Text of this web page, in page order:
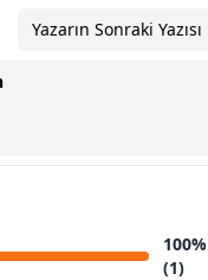
Yazarın Sonraki Yazısı
100%
(1)